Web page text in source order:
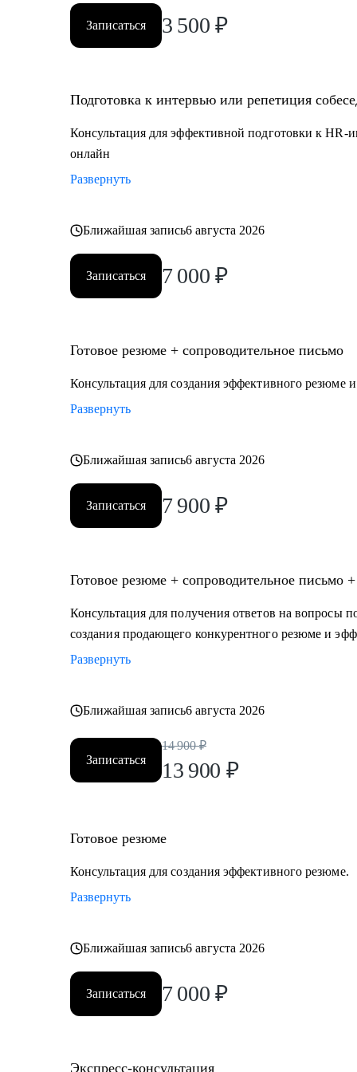
Записаться 3 500 ₽
Подготовка к интервью или репетиция
Консультация для эффективной подготовки к HR-
онлайн
Развернуть
Ближайшая запись6 августа 2026
Записаться 7 000 ₽
Готовое резюме + сопроводительное письмо
Консультация для создания эффективного резюме
Развернуть
Ближайшая запись6 августа 2026
Записаться 7 900 ₽
Готовое резюме + сопроводительное письмо
Консультация для получения ответов на вопросы
создания продающего конкурентного резюме и
Развернуть
Ближайшая запись6 августа 2026
Записаться
14 900 ₽
13 900 ₽
Готовое резюме
Консультация для создания эффективного резюме.
Развернуть
Ближайшая запись6 августа 2026
Записаться 7 000 ₽
Экспресс-консультация